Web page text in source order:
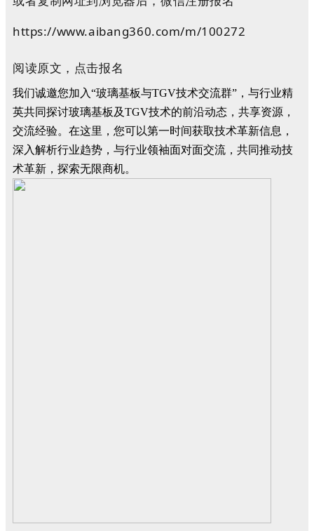
https://www.aibang360.com/m/100272
阅读原文，点击报名
我们诚邀您加入“玻璃基板与TGV技术交流群”，与行业精
英共同探讨玻璃基板及TGV技术的前沿动态，共享资源，
交流经验。在这里，您可以第一时间获取技术革新信息，
深入解析行业趋势，与行业领袖面对面交流，共同推动技
术革新，探索无限商机。